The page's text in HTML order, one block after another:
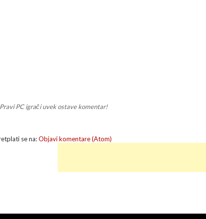
Pravi PC igrači uvek ostave komentar!
se na:Objavi komentare (Atom)